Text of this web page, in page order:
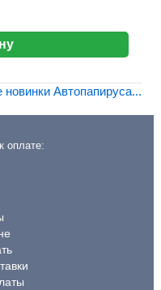
новинки Автопапируса...
оплате: